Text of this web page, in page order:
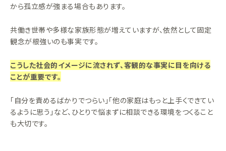
から孤立感が強まる場合もあります。
共働き世帯や多様な家族形態が増えていますが、依然として固定
観念が根強いのも事実です。
こうした社会的イメージに流されず、客観的な事実に目を向ける
ことが重要です。
「自分を責めるばかりでつらい」「他の家庭はもっと上手くできてい
るように思う」など、ひとりで悩まずに相談できる環境をつくること
も大切です。